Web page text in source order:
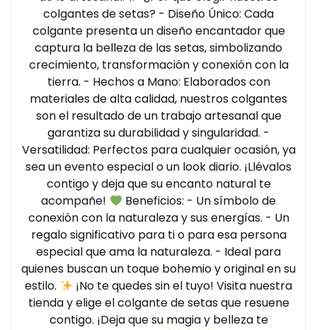
colgantes de setas? - Diseño Único: Cada
colgante presenta un diseño encantador que
captura la belleza de las setas, simbolizando
crecimiento, transformación y conexión con la
tierra. - Hechos a Mano: Elaborados con
materiales de alta calidad, nuestros colgantes
son el resultado de un trabajo artesanal que
garantiza su durabilidad y singularidad. -
Versatilidad: Perfectos para cualquier ocasión, ya
sea un evento especial o un look diario. ¡Llévalos
contigo y deja que su encanto natural te
acompañe!
Beneficios: - Un símbolo de
conexión con la naturaleza y sus energías. - Un
regalo significativo para ti o para esa persona
especial que ama la naturaleza. - Ideal para
quienes buscan un toque bohemio y original en su
estilo.
¡No te quedes sin el tuyo! Visita nuestra
tienda y elige el colgante de setas que resuene
contigo. ¡Deja que su magia y belleza te